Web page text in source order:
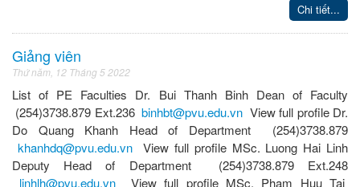
Chi tiết...
Giảng viên
Thứ năm, 12 Tháng 5 2022
List of PE Faculties Dr. Bui Thanh Binh Dean of Faculty
(254)3738.879 Ext.236binhbt@pvu.edu.vn View full profile Dr.
Do Quang Khanh Head of Department (254)3738.879
khanhdq@pvu.edu.vnView full profile MSc. Luong Hai Linh
Deputy Head of Department (254)3738.879 Ext.248
linhlh@pvu.edu.vn View full profile MSc. Pham Huu Tai